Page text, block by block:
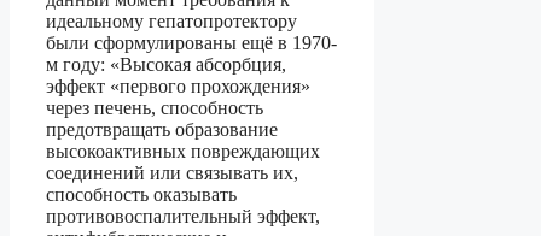
идеальному гепатопротектору
были сформулированы ещё в 1970-
м году: «Высокая абсорбция,
эффект «первого прохождения»
через печень, способность
предотвращать образование
высокоактивных повреждающих
соединений или связывать их,
способность оказывать
противовоспалительный эффект,